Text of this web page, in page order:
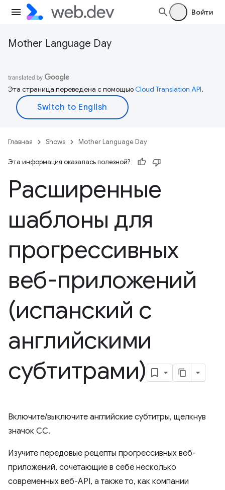
Войти
Mother Language Day
Эта страница переведена с помощьюCloud Translation API.
Главная Shows Mother Language Day
Эта информация оказалась полезной?
Расширенные
шаблоны для
прогрессивных
веб-приложений
(испанский с
английскими
субтитрами)
Включите/выключите английские субтитры, щелкнув
значок CC.
Изучите передовые рецепты прогрессивных веб-
приложений, сочетающие в себе несколько
современных веб-API, а также то, как компании